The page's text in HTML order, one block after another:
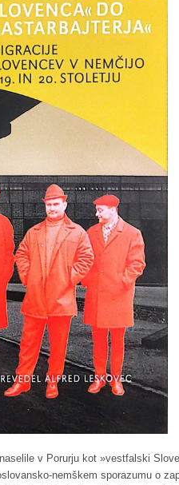
v Porurju kot »vestfalski
nemškem sporazumu o